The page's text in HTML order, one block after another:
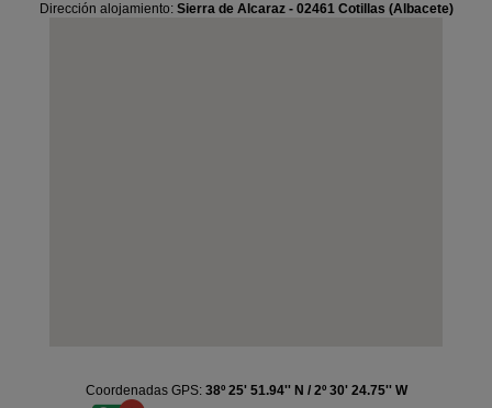
Dirección alojamiento: Sierra de Alcaraz - 02461 Cotillas (Albacete)
Coordenadas GPS: 38º 25' 51.94'' N / 2º 30' 24.75'' W